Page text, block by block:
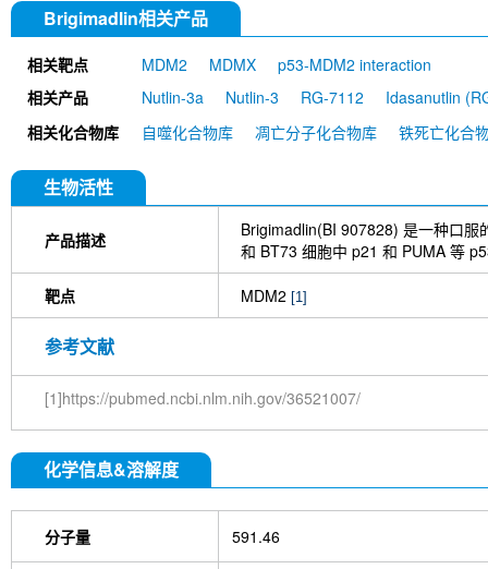
Brigimadlin相关产品
相关靶点 MDM2 MDMX
p53-MDM2 interaction
相关产品
Nutlin-3a Nutlin-3 RG-7112
Idasanutlin
相关化合物库 自噬化合物库 凋亡分子化合物库 铁死亡化合
生物活性
产品描述
Brigimadlin(BI 907828) 是一种口
和 BT73 细胞中 p21 和 PUMA 等
靶点 MDM2 [1]
参考文献
[1]https://pubmed.ncbi.nlm.nih.gov/36521007/
化学信息&溶解度
分子量 591.46